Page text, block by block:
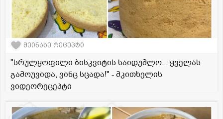
შეინახე რეცეპტი
"სრულყოფილი ბისკვიტის საიდუმლო... ყველას
გამოუვიდა, ვინც სცადა!" - მკითხელის
ვიდეორეცეპტი